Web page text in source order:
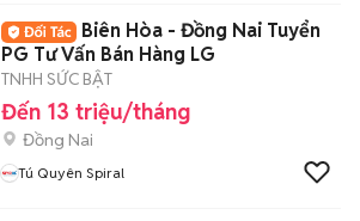
Biên Hòa - Đồng Nai Tuyển
PG Tư Vấn Bán Hàng LG
TNHH SỨC BẬT
Đến 13 triệu/tháng
Đồng Nai
Tú Quyên Spiral